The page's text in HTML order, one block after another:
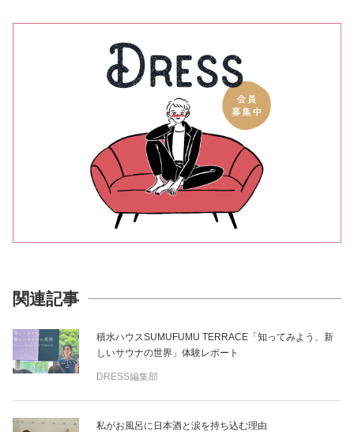
関連記事
積水ハウスSUMUFUMU TERRACE「知ってみよう、新
しいサウナの世界」体験レポート
DRESS編集部
私がお風呂に日本酒と涙を持ち込む理由